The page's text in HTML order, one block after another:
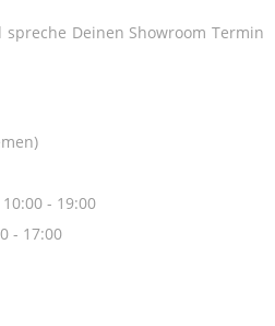
Deinen Showroom Termin
- 19:00
- 17:00